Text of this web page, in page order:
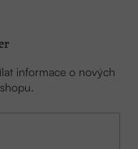
informace o nových